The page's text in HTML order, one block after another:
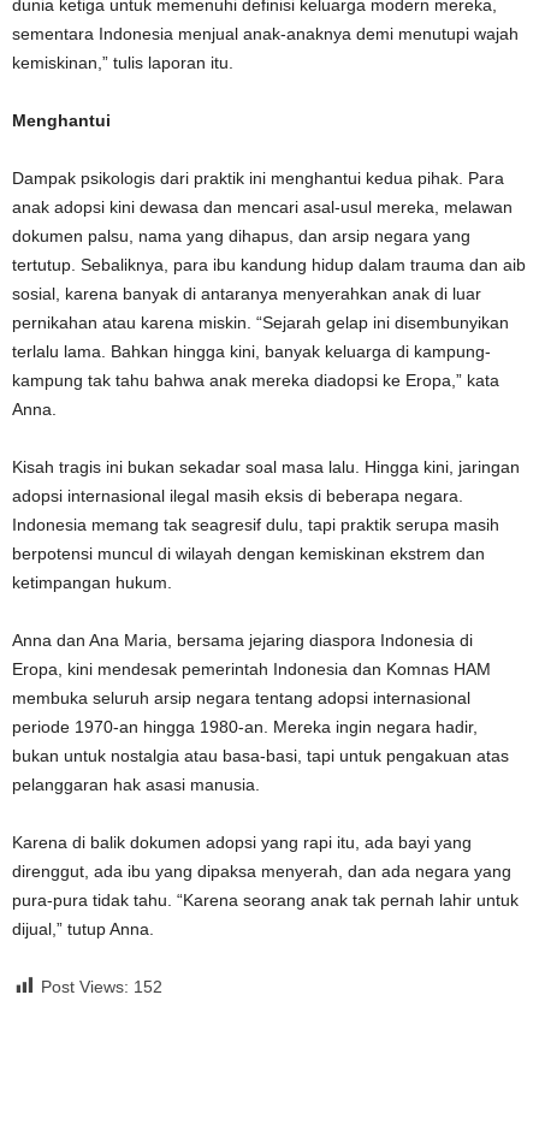
dunia ketiga untuk memenuhi definisi keluarga modern mereka,
sementara Indonesia menjual anak-anaknya demi menutupi wajah
kemiskinan,” tulis laporan itu.
Menghantui
Dampak psikologis dari praktik ini menghantui kedua pihak. Para
anak adopsi kini dewasa dan mencari asal-usul mereka, melawan
dokumen palsu, nama yang dihapus, dan arsip negara yang
tertutup. Sebaliknya, para ibu kandung hidup dalam trauma dan aib
sosial, karena banyak di antaranya menyerahkan anak di luar
pernikahan atau karena miskin. “Sejarah gelap ini disembunyikan
terlalu lama. Bahkan hingga kini, banyak keluarga di kampung-
kampung tak tahu bahwa anak mereka diadopsi ke Eropa,” kata
Anna.
Kisah tragis ini bukan sekadar soal masa lalu. Hingga kini, jaringan
adopsi internasional ilegal masih eksis di beberapa negara.
Indonesia memang tak seagresif dulu, tapi praktik serupa masih
berpotensi muncul di wilayah dengan kemiskinan ekstrem dan
ketimpangan hukum.
Anna dan Ana Maria, bersama jejaring diaspora Indonesia di
Eropa, kini mendesak pemerintah Indonesia dan Komnas HAM
membuka seluruh arsip negara tentang adopsi internasional
periode 1970-an hingga 1980-an. Mereka ingin negara hadir,
bukan untuk nostalgia atau basa-basi, tapi untuk pengakuan atas
pelanggaran hak asasi manusia.
Karena di balik dokumen adopsi yang rapi itu, ada bayi yang
direnggut, ada ibu yang dipaksa menyerah, dan ada negara yang
pura-pura tidak tahu. “Karena seorang anak tak pernah lahir untuk
dijual,” tutup Anna.
Post Views: 152